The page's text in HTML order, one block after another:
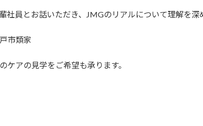
社員とお話いただき、JMGのリアルについて理解を深
市類家
ケアの見学をご希望も承ります。